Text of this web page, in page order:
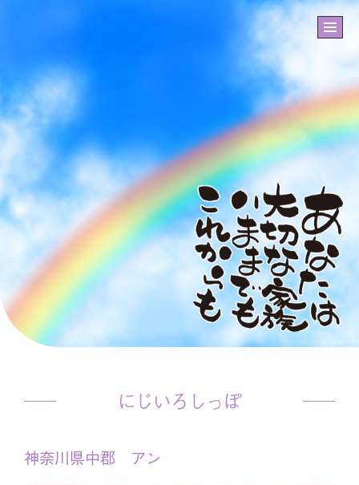
にじいろしっぽ
神奈川県中郡 アン